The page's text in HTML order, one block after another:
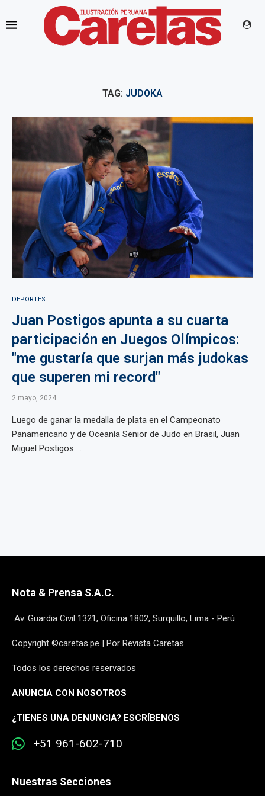
TAG: JUDOKA
DEPORTES
Juan Postigos apunta a su cuarta
participación en Juegos Olímpicos:
"me gustaría que surjan más judokas
que superen mi record"
2 mayo, 2024
Luego de ganar la medalla de plata en el Campeonato
Panamericano y de Oceanía Senior de Judo en Brasil, Juan
Miguel Postigos ...
Nota & Prensa S.A.C.
Av. Guardia Civil 1321, Oficina 1802, Surquillo, Lima - Perú
Copyright ©caretas.pe | Por Revista Caretas
Todos los derechos reservados
ANUNCIA CON NOSOTROS
¿TIENES UNA DENUNCIA? ESCRÍBENOS
+51 961-602-710
Nuestras Secciones